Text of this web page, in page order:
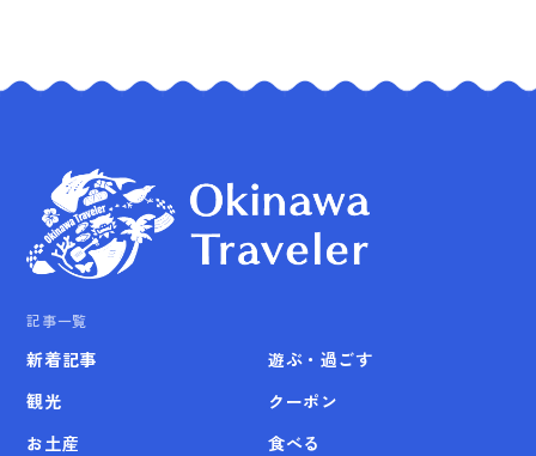
記事一覧
新着記事
観光
お土産
遊ぶ・過ごす
クーポン
食べる